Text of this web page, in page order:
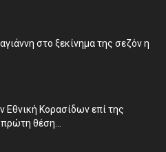
στο ξεκίνημα της σεζόν η
Εθνική Κορασίδων επί της
θέση...